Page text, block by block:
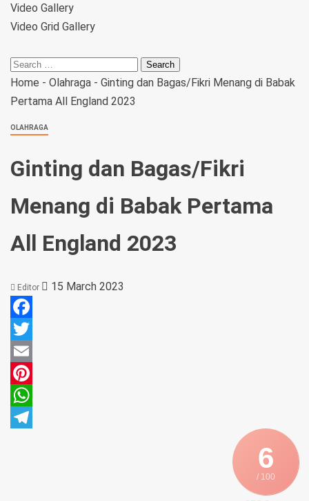
Video Gallery
Video Grid Gallery
Home - Olahraga - Ginting dan Bagas/Fikri Menang di Babak
Pertama All England 2023
OLAHRAGA
Ginting dan Bagas/Fikri
Menang di Babak Pertama
All England 2023
Editor 15 March 2023
Facebook
Twitter
Email
Pinterest
WhatsApp
6
/ 100